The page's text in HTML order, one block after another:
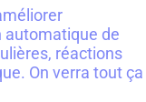
automatique de
réactions
On verra tout ça